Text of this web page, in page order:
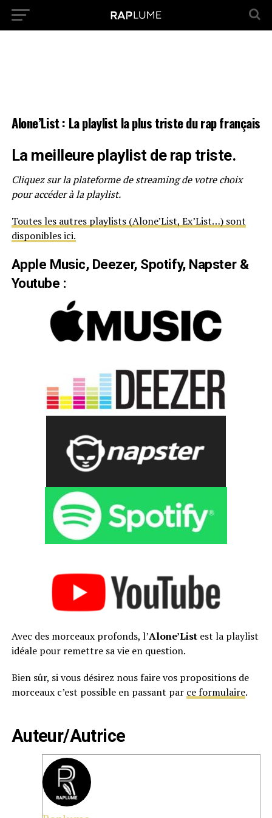
Alone’List : La playlist la plus triste du rap français
La meilleure playlist de rap triste.
Cliquez sur la plateforme de streaming de votre choix
pour accéder à la playlist.
Toutes les autres playlists (Alone’List, Ex’List…) sont
disponibles ici.
Apple Music, Deezer, Spotify, Napster &
Youtube :
Avec des morceaux profonds, l’Alone’Listest la playlist
idéale pour remettre sa vie en question.
Bien sûr, si vous désirez nous faire vos propositions de
morceaux c’est possible en passant par ce formulaire.
Auteur/Autrice